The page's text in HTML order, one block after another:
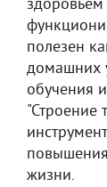
здоровьем
полезен
домашних
обучения
"Строение
жизни.